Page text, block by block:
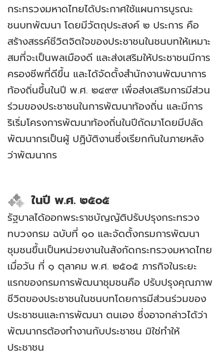
กระทรวงมหาดไทยได้ประกาศใช้แผนการบูรณะ
ชนบทพัฒนา โดยมีวัตถุประสงค์ ๒ ประการ คือ
สร้างสรรค์ชีวิตจิตใจของประชาชนในชนบทให้เหมาะ
สมที่จะเป็นพลเมืองดี และส่งเสริมให้ประชาชนมีการ
ครองชีพที่ดีขึ้น และได้จัดตั้งสำนักงานพัฒนาการ
ท้องถิ่นขึ้นในปี พ.ศ. ๒๔๙๙ เพื่อส่งเสริมการมีส่วน
ร่วมของประชาชนในการพัฒนาท้องถิ่น และมีการ
ริเริ่มโครงการพัฒนาท้องถิ่นในปีถัดมาโดยมีปลัด
พัฒนากรเป็นผู้ ปฏิบัติงานซึ่งเรียกกันในภายหลัง
ว่าพัฒนากร
ในปี พ.ศ. ๒๕๐๕
รัฐบาลได้ออกพระราชบัญญัติปรับปรุงกระทรวง
ทบวงกรม ฉบับที่ ๑๐ และจัดตั้งกรมการพัฒนา
ชุมชนขึ้นเป็นหน่วยงานในสังกัดกระทรวงมหาดไทย
เมื่อวัน ที่ ๑ ตุลาคม พ.ศ. ๒๕๐๕ ภารกิจในระยะ
แรกของกรมการพัฒนาชุมชนคือ ปรับปรุงคุณภาพ
ชีวิตของประชาชนในชนบทโดยการมีส่วนร่วมของ
ประชาชนและการพัฒนา ตนเอง ซึ่งอาจกล่าวได้ว่า
พัฒนากรต้องทำงานกับประชาชน มิใช่ทำให้
ประชาชน